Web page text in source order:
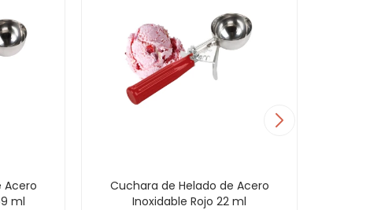
Acero
ml
Cuchara de Helado de Acero
Inoxidable Rojo 22 ml